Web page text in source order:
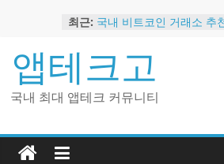
content
최근: 국내 비트코인 거래소 추
트
2024 강력히 추천하는 은
금 앱테크
해외 코인 거래소 추천 순
앱테크고
국내 최대 앱테크 커뮤니티